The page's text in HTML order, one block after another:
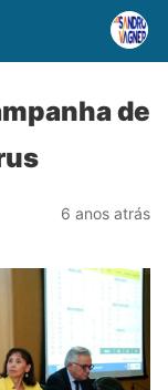
de
6 anos atrás